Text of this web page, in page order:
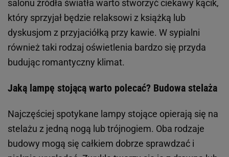
salonu źródła światła warto stworzyć ciekawy kącik,
który sprzyjał będzie relaksowi z książką lub
dyskusjom z przyjaciółką przy kawie. W sypialni
również taki rodzaj oświetlenia bardzo się przyda
budując romantyczny klimat.
Jaką lampę stojącą warto polecać? Budowa stelaża
Najczęściej spotykane lampy stojące opierają się na
stelażu z jedną nogą lub trójnogiem. Oba rodzaje
budowy mogą się całkiem dobrze sprawdzać i